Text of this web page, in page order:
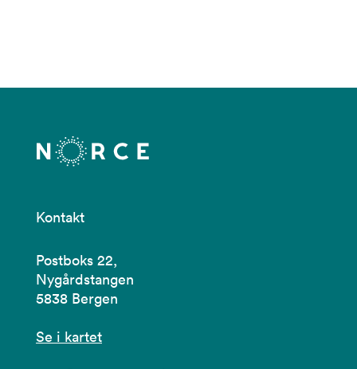
Kontakt
Postboks 22,
Nygårdstangen
5838 Bergen
Se i kartet